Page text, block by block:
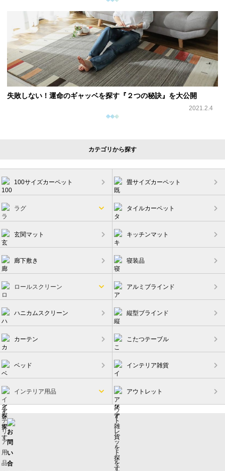
失敗しない！運命のギャッベを探す『２つの秘訣』を大公開
2021.2.4
カテゴリから探す
100サイズカーペット 畳サイズカーペット
ラグ タイルカーペット
玄関マット キッチンマット
廊下敷き 寝装品
ロールスクリーン アルミブラインド
ハニカムスクリーン 縦型ブラインド
カーテン こたつテーブル
ベッド インテリア雑貨
インテリア用品 アウトレット